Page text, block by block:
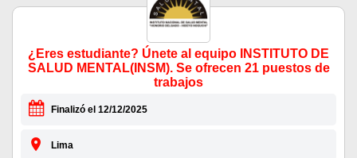
¿Eres estudiante? Únete al equipo INSTITUTO DE
SALUD MENTAL(INSM). Se ofrecen 21 puestos de
trabajos
Finalizó el 12/12/2025
Lima